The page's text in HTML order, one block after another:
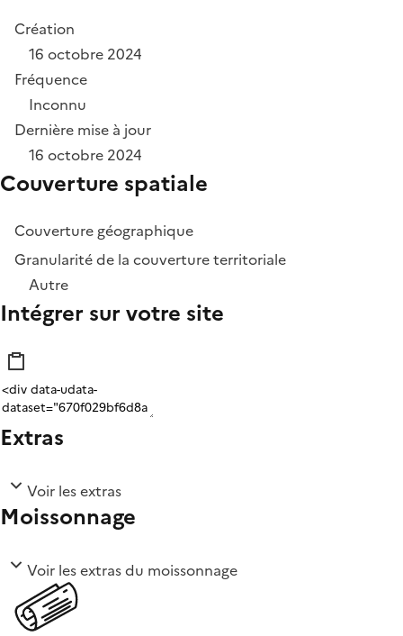
Création
16 octobre 2024
Fréquence
Inconnu
Dernière mise à jour
16 octobre 2024
Couverture spatiale
Couverture géographique
Granularité de la couverture territoriale
Autre
Intégrer sur votre site
Extras
Voir les extras
Moissonnage
Voir les extras du moissonnage